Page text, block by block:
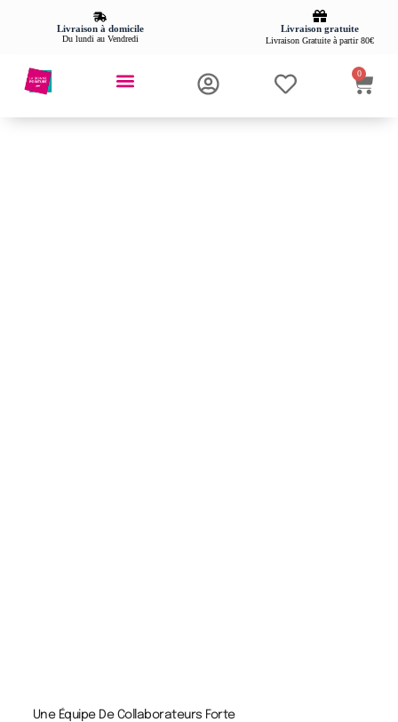
Livraison à domicile
Du lundi au Vendredi
Livraison gratuite
Livraison Gratuite à partir 80€
0
Une Équipe De Collaborateurs Forte ​